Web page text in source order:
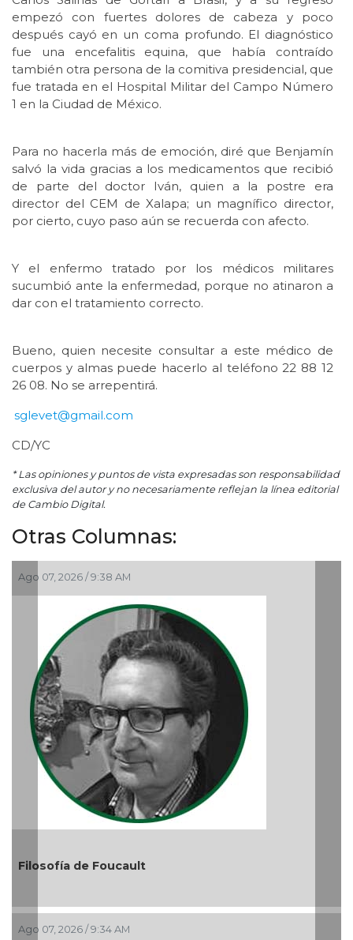
empezó con fuertes dolores de cabeza y poco
después cayó en un coma profundo. El diagnóstico
fue una encefalitis equina, que había contraído
también otra persona de la comitiva presidencial, que
fue tratada en el Hospital Militar del Campo Número
1 en la Ciudad de México.
Para no hacerla más de emoción, diré que Benjamín
salvó la vida gracias a los medicamentos que recibió
de parte del doctor Iván, quien a la postre era
director del CEM de Xalapa; un magnífico director,
por cierto, cuyo paso aún se recuerda con afecto.
Y el enfermo tratado por los médicos militares
sucumbió ante la enfermedad, porque no atinaron a
dar con el tratamiento correcto.
Bueno, quien necesite consultar a este médico de
cuerpos y almas puede hacerlo al teléfono 22 88 12
26 08. No se arrepentirá.
sglevet@gmail.com
CD/YC
* Las opiniones y puntos de vista expresadas son responsabilidad
exclusiva del autor y no necesariamente reflejan la línea editorial
de Cambio Digital.
Otras Columnas:
2026 / 9:38 AM
de Foucault
2026 / 9:34 AM